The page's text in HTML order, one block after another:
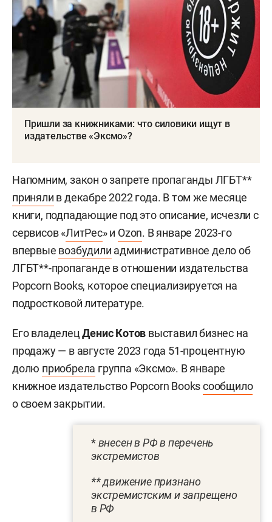
Пришли за книжниками: что силовики ищут в
издательстве «Эксмо»?
Напомним, закон о запрете пропаганды ЛГБТ**
приняли в декабре 2022 года. В том же месяце
книги, подпадающие под это описание, исчезли с
сервисов «ЛитРес» и Ozon. В январе 2023-го
впервые возбудили административное дело об
ЛГБТ**-пропаганде в отношении издательства
Popcorn Books, которое специализируется на
подростковой литературе.
Его владелецДенис Котов выставил бизнес на
продажу — в августе 2023 года 51-процентную
долю приобрела группа «Эксмо». В январе
книжное издательство Popcorn Booksсообщило
о своем закрытии.
*внесен в РФ в перечень
экстремистов
** движение признано
экстремистским и запрещено
в РФ